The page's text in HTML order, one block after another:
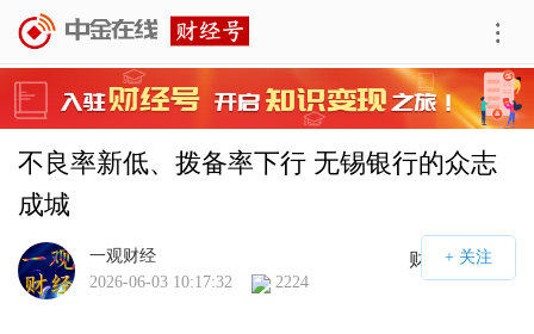
不良率新低、拨备率下行 无锡银行的众志
成城
财经号APP
一观财经
2026-06-03 10:17:32
2224